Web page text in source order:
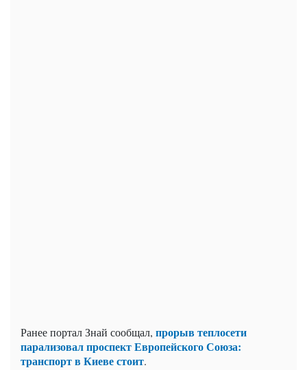
Ранее портал Знай сообщал, прорыв теплосети
парализовал проспект Европейского Союза:
транспорт в Киеве стоит.